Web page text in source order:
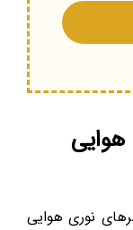
هوایی
نوری هوایی